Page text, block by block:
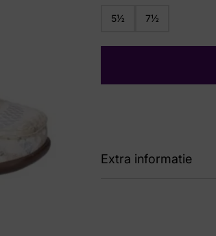
5½ 7½
Extra informatie